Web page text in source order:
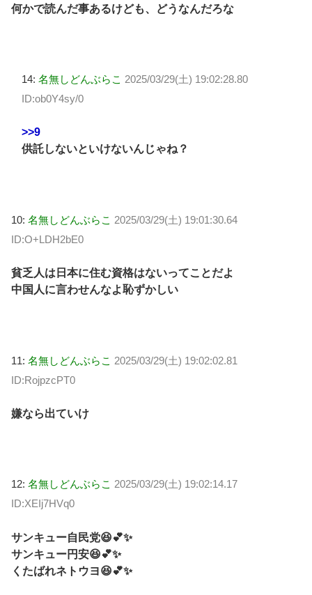
何かで読んだ事あるけども、どうなんだろな
14: 名無しどんぶらこ 2025/03/29(土) 19:02:28.80
ID:ob0Y4sy/0
>>9
供託しないといけないんじゃね？
10: 名無しどんぶらこ 2025/03/29(土) 19:01:30.64
ID:O+LDH2bE0
貧乏人は日本に住む資格はないってことだよ
中国人に言わせんなよ恥ずかしい
11: 名無しどんぶらこ 2025/03/29(土) 19:02:02.81
ID:RojpzcPT0
嫌なら出ていけ
12: 名無しどんぶらこ 2025/03/29(土) 19:02:14.17
ID:XEIj7HVq0
サンキュー自民党😆💕✨
サンキュー円安😆💕✨
くたばれネトウヨ😆💕✨